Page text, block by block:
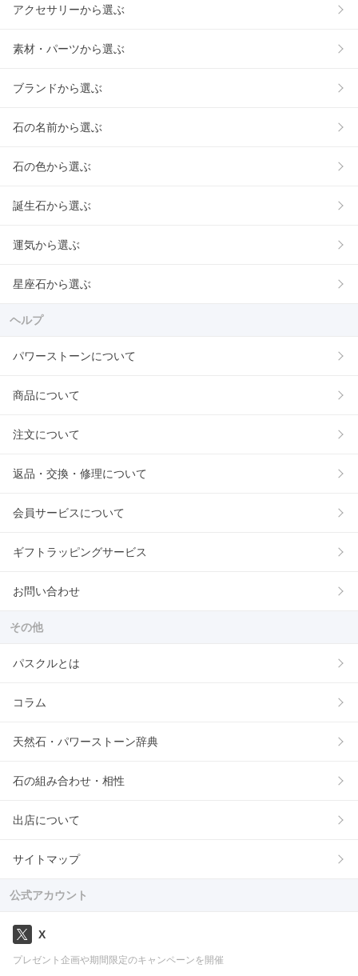
アクセサリーから選ぶ
素材・パーツから選ぶ
ブランドから選ぶ
石の名前から選ぶ
石の色から選ぶ
誕生石から選ぶ
運気から選ぶ
星座石から選ぶ
ヘルプ
パワーストーンについて
商品について
注文について
返品・交換・修理について
会員サービスについて
ギフトラッピングサービス
お問い合わせ
その他
パスクルとは
コラム
天然石・パワーストーン辞典
石の組み合わせ・相性
出店について
サイトマップ
公式アカウント
X
プレゼント企画や期間限定のキャンペーンを開催